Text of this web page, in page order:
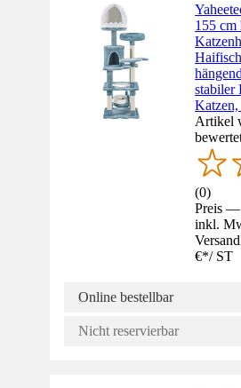
155 cm
stabiler
Artikel
(0)
Preis —
inkl.
€*/ ST
Online bestellbar
Nicht reservierbar